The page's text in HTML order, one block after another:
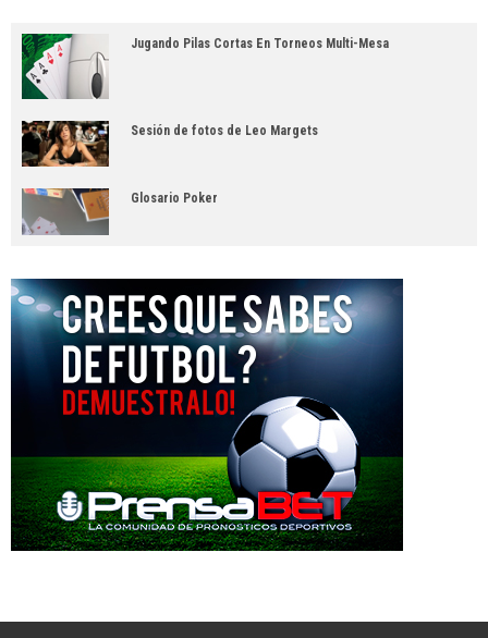
Jugando Pilas Cortas En Torneos Multi-Mesa
Sesión de fotos de Leo Margets
Glosario Poker